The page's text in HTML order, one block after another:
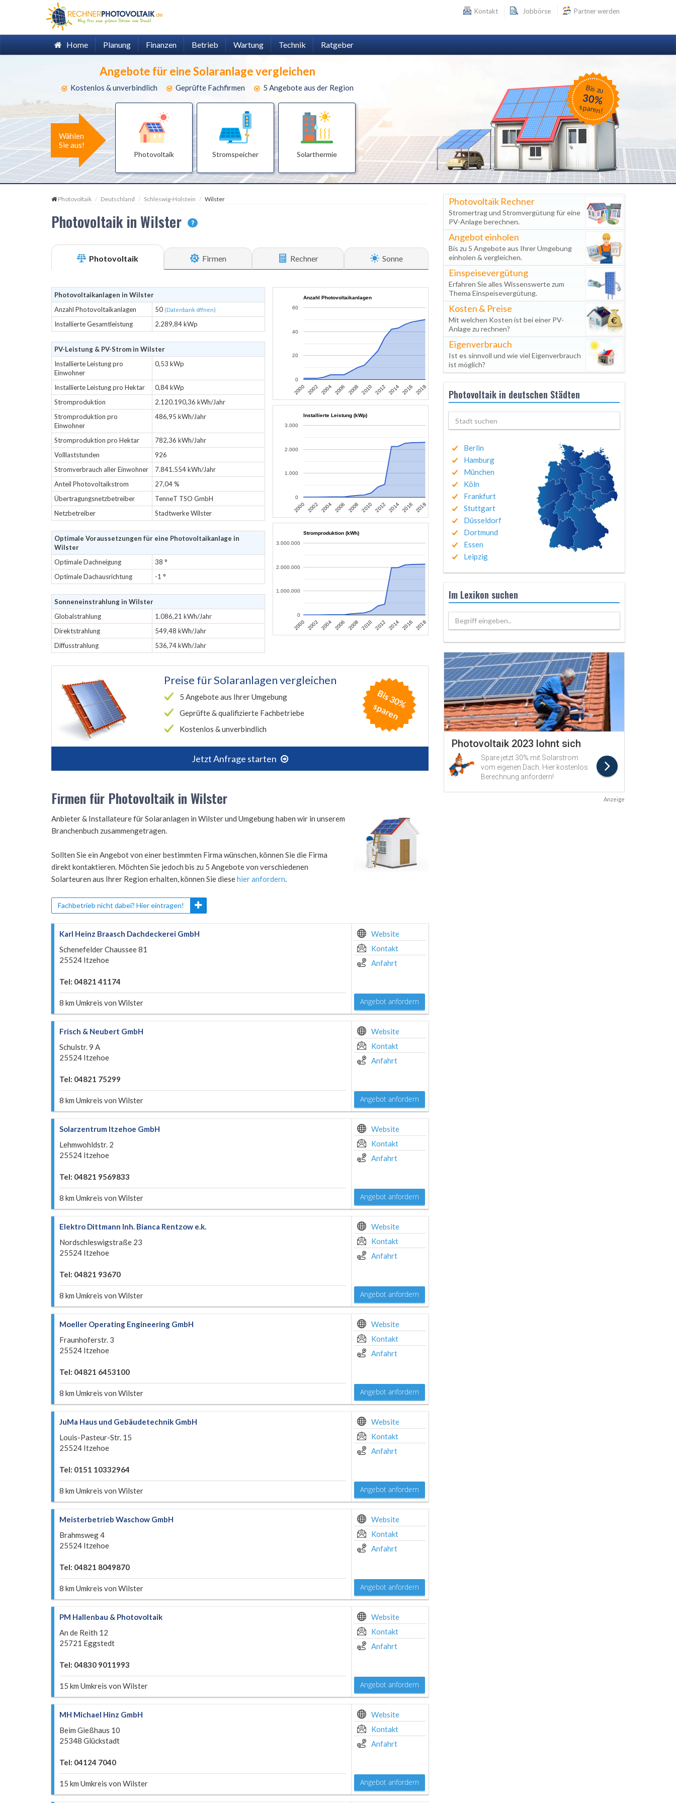
Kontakt Jobbörse Partner werden
Home Planung Finanzen Betrieb Wartung Technik Ratgeber
Angebote für eine Solaranlage vergleichen
Kostenlos & unverbindlich Geprüfte Fachfirmen 5 Angebote aus der Region
Wählen
Sie aus!
Photovoltaik Stromspeicher Solarthermie
Bis zu
30%
sparen!
Photovoltaik Deutschland Schleswig-Holstein Wilster
Photovoltaik in Wilster ?
Photovoltaik Firmen Rechner Sonne
Photovoltaikanlagen in Wilster
Anzahl Photovoltaikanlagen
50 (Datenbank öffnen)
Installierte Gesamtleistung 2.289,84 kWp
PV-Leistung & PV-Strom in Wilster
Installierte Leistung pro
Einwohner
0,53 kWp
Installierte Leistung pro Hektar
0,84 kWp
Stromproduktion
2.120.190,36 kWh/Jahr
Stromproduktion pro
Einwohner
486,95 kWh/Jahr
Stromproduktion pro Hektar
782,36 kWh/Jahr
Volllaststunden
926
Stromverbrauch aller Einwohner
7.841.554 kWh/Jahr
Anteil Photovoltaikstrom
27,04 %
Übertragungsnetzbetreiber
TenneT TSO GmbH
Netzbetreiber
Stadtwerke Wilster
Optimale Voraussetzungen für eine Photovoltaikanlage in
Wilster
Optimale Dachneigung
38 °
Optimale Dachausrichtung
-1 °
Sonneneinstrahlung in Wilster
Globalstrahlung
1.086,21 kWh/Jahr
Direktstrahlung
549,48 kWh/Jahr
Diffusstrahlung
536,74 kWh/Jahr
Anzahl Photovoltaikanlagen
2000 2002 2004 2006 2008 2010 2012 2014 2016 2018
0
20
40
60
Installierte Leistung (kWp)
2000 2002 2004 2006 2008 2010 2012 2014 2016 2018
0
1.000
2.000
3.000
Stromproduktion (kWh)
2000 2002 2004 2006 2008 2010 2012 2014 2016 2018
0
1.000.000
2.000.000
3.000.000
Preise fürSolaranlagen vergleichen
5 Angebote aus Ihrer Umgebung
Geprüfte & qualifizierte Fachbetriebe
Kostenlos & unverbindlich
Jetzt Anfrage starten
B
is
3
0
%
s
p
a
r
e
n
Firmen für Photovoltaik in Wilster
Anbieter & Installateure für Solaranlagen in Wilster und Umgebung haben wir in unserem
Branchenbuch zusammengetragen.
Sollten Sie ein Angebot von einer bestimmten Firma wünschen, können Sie die Firma
direkt kontaktieren. Möchten Sie jedoch bis zu 5 Angebote von verschiedenen
Solarteuren aus Ihrer Region erhalten, können Sie diesehier anfordern.
Fachbetrieb nicht dabei? Hier eintragen!
Karl Heinz Braasch Dachdeckerei GmbH
Schenefelder Chaussee 81
25524 Itzehoe
Tel: 04821 41174
8 km Umkreis von Wilster
Website
Kontakt
Anfahrt
Angebot anfordern
Frisch & Neubert GmbH
Schulstr. 9 A
25524 Itzehoe
Tel: 04821 75299
8 km Umkreis von Wilster
Website
Kontakt
Anfahrt
Angebot anfordern
Solarzentrum Itzehoe GmbH
Lehmwohldstr. 2
25524 Itzehoe
Tel: 04821 9569833
8 km Umkreis von Wilster
Website
Kontakt
Anfahrt
Angebot anfordern
Elektro Dittmann Inh. Bianca Rentzow e.k.
Nordschleswigstraße 23
25524 Itzehoe
Tel: 04821 93670
8 km Umkreis von Wilster
Website
Kontakt
Anfahrt
Angebot anfordern
Moeller Operating Engineering GmbH
Fraunhoferstr. 3
25524 Itzehoe
Tel: 04821 6453100
8 km Umkreis von Wilster
Website
Kontakt
Anfahrt
Angebot anfordern
JuMa Haus und Gebäudetechnik GmbH
Louis-Pasteur-Str. 15
25524 Itzehoe
Tel: 0151 10332964
8 km Umkreis von Wilster
Website
Kontakt
Anfahrt
Angebot anfordern
Meisterbetrieb Waschow GmbH
Brahmsweg 4
25524 Itzehoe
Tel: 04821 8049870
8 km Umkreis von Wilster
Website
Kontakt
Anfahrt
Angebot anfordern
PM Hallenbau & Photovoltaik
An de Reith 12
25721 Eggstedt
Tel: 04830 9011993
15 km Umkreis von Wilster
Website
Kontakt
Anfahrt
Angebot anfordern
MH Michael Hinz GmbH
Beim Gießhaus 10
25348 Glückstadt
Tel: 04124 7040
15 km Umkreis von Wilster
Website
Kontakt
Anfahrt
Angebot anfordern
Photovoltaik Rechner
Stromertrag und Stromvergütung für eine
PV-Anlage berechnen.
Angebot einholen
Bis zu 5 Angebote aus Ihrer Umgebung
einholen & vergleichen.
Einspeisevergütung
Erfahren Sie alles Wissenswerte zum
Thema Einspeisevergütung.
Kosten & Preise
Mit welchen Kosten ist bei einer PV-
Anlage zu rechnen?
Eigenverbrauch
Ist es sinnvoll und wie viel Eigenverbrauch
ist möglich?
Photovoltaik in deutschen Städten
Berlin
Hamburg
München
Köln
Frankfurt
Stuttgart
Düsseldorf
Dortmund
Essen
Leipzig
Im Lexikon suchen
Begriff eingeben..
Anzeige